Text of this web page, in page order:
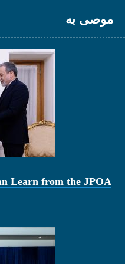
موصى به
Learn from the JPOA